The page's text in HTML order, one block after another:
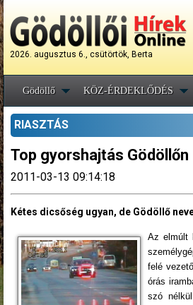
2026. augusztus 6., csütörtök, Berta
Gödöllő KÖZ-ÉRDEKLŐDÉS
RIASZTÁS
Top gyorshajtás Gödöllőn
2011-03-13 09:14:18
Kétes dicsőség ugyan, de Gödöllő
Az elmúlt
felé
órás
szó